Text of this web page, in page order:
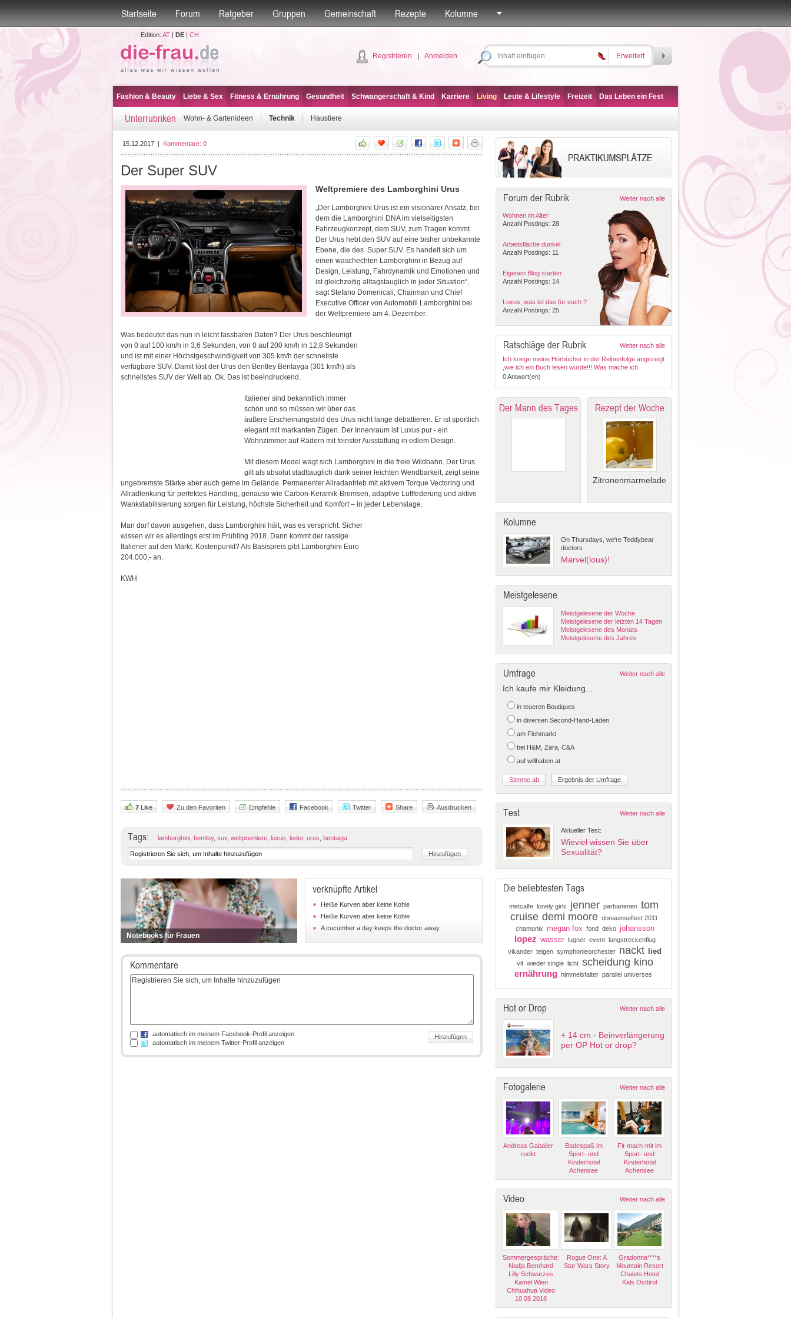
Startseite Forum Ratgeber Gruppen Gemeinschaft Rezepte Kolumne
Edition: AT| DE| CH
Registrieren Anmelden Erweitert
Fashion & Beauty Liebe & Sex Fitness & Ernährung Gesundheit Schwangerschaft & Kind Karriere Living Leute & Lifestyle Freizeit Das Leben ein Fest
Unterrubriken Wohn- & Gartenideen Technik Haustiere
15.12.2017| Kommentare: 0
Der Super SUV
Weltpremiere des Lamborghini Urus
„Der Lamborghini Urus ist ein visionärer Ansatz, bei
dem die Lamborghini DNA im vielseitigsten
Fahrzeugkonzept, dem SUV, zum Tragen kommt.
Der Urus hebt den SUV auf eine bisher unbekannte
Ebene, die des Super SUV. Es handelt sich um
einen waschechten Lamborghini in Bezug auf
Design, Leistung, Fahrdynamik und Emotionen und
ist gleichzeitig alltagstauglich in jeder Situation“,
sagt Stefano Domenicali, Chairman und Chief
Executive Officer von Automobili Lamborghini bei
der Weltpremiere am 4. Dezember.
Was bedeutet das nun in leicht fassbaren Daten? Der Urus beschleunigt
von 0 auf 100 km/h in 3,6 Sekunden, von 0 auf 200 km/h in 12,8 Sekunden
und ist mit einer Höchstgeschwindigkeit von 305 km/h der schnellste
verfügbare SUV. Damit löst der Urus den Bentley Bentayga (301 km/h) als
schnellstes SUV der Welt ab. Ok. Das ist beeindruckend.
Italiener sind bekanntlich immer
schön und so müssen wir über das
äußere Erscheinungsbild des Urus nicht lange debattieren. Er ist sportlich
elegant mit markanten Zügen. Der Innenraum ist Luxus pur - ein
Wohnzimmer auf Rädern mit feinster Ausstattung in edlem Design.
Mit diesem Model wagt sich Lamborghini in die freie Wildbahn. Der Urus
gilt als absolut stadttauglich dank seiner leichten Wendbarkeit, zeigt seine
ungebremste Stärke aber auch gerne im Gelände. Permanenter Allradantrieb mit aktivem Torque Vectoring und
Allradlenkung für perfektes Handling, genauso wie Carbon-Keramik-Bremsen, adaptive Luftfederung und aktive
Wankstabilisierung sorgen für Leistung, höchste Sicherheit und Komfort – in jeder Lebenslage.
Man darf davon ausgehen, dass Lamborghini hält, was es verspricht. Sicher
wissen wir es allerdings erst im Frühling 2018. Dann kommt der rassige
Italiener auf den Markt. Kostenpunkt? Als Basispreis gibt Lamborghini Euro
204.000,- an.
KWH
7Like Zu den Favoriten Empfehle Facebook Twitter Share Ausdrucken
Tags: lamborghini, bentley, suv, weltpremiere, luxus leder, urus bentaiga
Notebooks für Frauen
verknüpfte Artikel
Heiße Kurven aber keine Kohle
Heiße Kurven aber keine Kohle
A cucumber a day keeps the doctor away
Kommentare
automatisch im meinem Facebook-Profil anzeigen
automatisch im meinem Twitter-Profil anzeigen
Forum der Rubrik Weiter nach alle
Wohnen im Alter
Anzahl Postings: 28
Arbeitsfläche dunkel
Anzahl Postings: 11
Eigenen Blog starten
Anzahl Postings: 14
Luxus, was ist das für euch ?
Anzahl Postings: 25
Ratschläge der Rubrik
Weiter nach alle
Ich kriege meine Hörbücher in der Reihenfolge angezeigt
,wie ich ein Buch lesen würde!!! Was mache ich
falsch???
0 Antwort(en)
Der Mann des Tages Rezept der Woche
Zitronenmarmelade
Kolumne
On Thursdays, we're Teddybear
doctors
Marvel(lous)!
Meistgelesene
Meistgelesene der Woche
Meistgelesene der letzten 14 Tagen
Meistgelesene des Monats
Meistgelesene des Jahres
Umfrage Weiter nach alle
Ich kaufe mir Kleidung...
in teueren Boutiques
in diversen Second-Hand-Läden
am Flohmarkt
bei H&M, Zara, C&A
auf willhaben.at
Test Weiter nach alle
Aktueller Test:
Wieviel wissen Sie über
Sexualität?
Die beliebtesten Tags
metcalfe lonely girls jenner parbanenen tom
cruise demi moore donauinselfest 2011
chamonix
megan fox fond deko johansson
lopez wasser lugner event langstreckenflug
vikander teigen symphonieorchester nackt lied
vif wieder single licht scheidung kino
ernährung himmelsfalter parallel universes
Hot or Drop Weiter nach alle
+ 14 cm - Beinverlängerung
per OP Hot or drop?
Fotogalerie Weiter nach alle
Andreas Gabalier
rockt
Badespaß im
Sport- und
Kinderhotel
Achensee
Fit-mach-mit im
Sport- und
Kinderhotel
Achensee
Video Weiter nach alle
Sommergespräche:
Nadja Bernhard
Lilly Schwarzes
Kamel Wien
Chihuahua Video
10 08 2018
Rogue One: A
Star Wars Story
Gradonna****s
Mountain Resort
Chalets Hotel
Kals Osttirol